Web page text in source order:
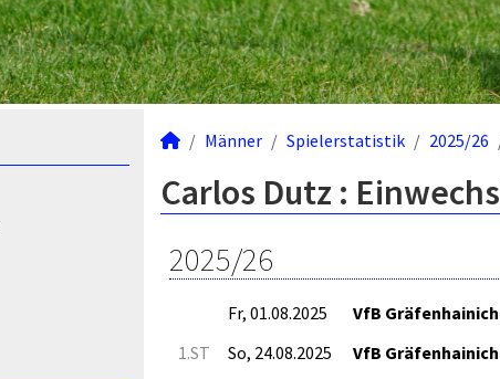
Männer Spielerstatistik 2025/26
Carlos Dutz :
2025/26
Fr, 01.08.2025 VfB
1.ST So, 24.08.2025 VfB